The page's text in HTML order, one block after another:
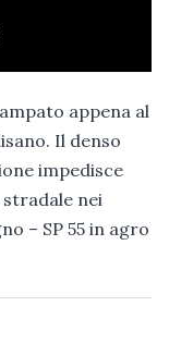
appena al
Il denso
impedisce
nei
– SP 55 in agro